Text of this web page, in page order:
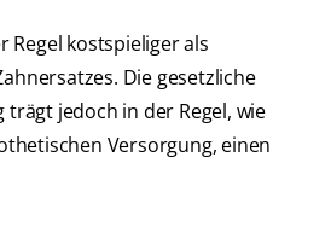
Regel kostspieliger als
Die gesetzliche
jedoch in der Regel, wie
Versorgung, einen